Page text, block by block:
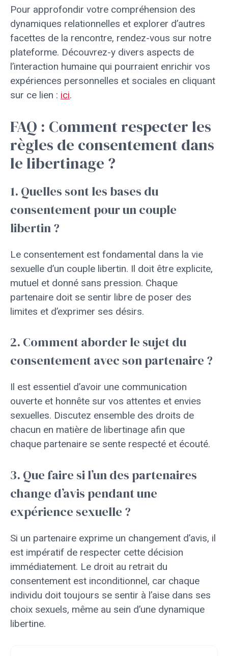
Pour approfondir votre compréhension des
dynamiques relationnelles et explorer d’autres
facettes de la rencontre, rendez-vous sur notre
plateforme. Découvrez-y divers aspects de
l’interaction humaine qui pourraient enrichir vos
expériences personnelles et sociales en cliquant
sur ce lien : ici.
FAQ : Comment respecter les
règles de consentement dans
le libertinage ?
1. Quelles sont les bases du
consentement pour un couple
libertin ?
Le consentement est fondamental dans la vie
sexuelle d’un couple libertin. Il doit être explicite,
mutuel et donné sans pression. Chaque
partenaire doit se sentir libre de poser des
limites et d’exprimer ses désirs.
2. Comment aborder le sujet du
consentement avec son partenaire ?
Il est essentiel d’avoir une communication
ouverte et honnête sur vos attentes et envies
sexuelles. Discutez ensemble des droits de
chacun en matière de libertinage afin que
chaque partenaire se sente respecté et écouté.
3. Que faire si l’un des partenaires
change d’avis pendant une
expérience sexuelle ?
Si un partenaire exprime un changement d’avis, il
est impératif de respecter cette décision
immédiatement. Le droit au retrait du
consentement est inconditionnel, car chaque
individu doit toujours se sentir à l’aise dans ses
choix sexuels, même au sein d’une dynamique
libertine.